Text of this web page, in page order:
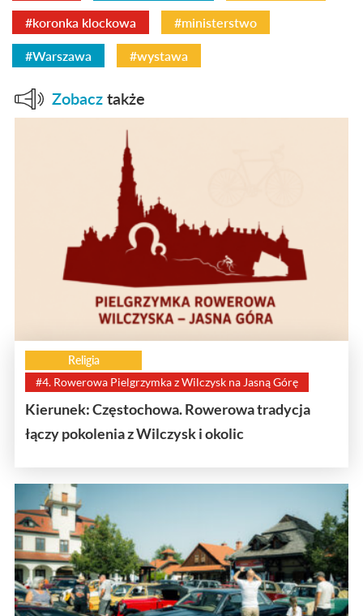
#koronka klockowa #ministerstwo
#Warszawa #wystawa
Zobacz także
Religia
#4. Rowerowa Pielgrzymka z Wilczysk na Jasną Górę
Kierunek: Częstochowa. Rowerowa tradycja
łączy pokolenia z Wilczysk i okolic